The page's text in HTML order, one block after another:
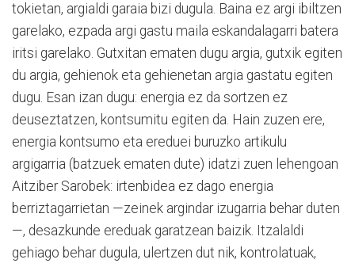
tokietan, argialdi garaia bizi dugula. Baina ez argi ibiltzen
garelako, ezpada argi gastu maila eskandalagarri batera
iritsi garelako. Gutxitan ematen dugu argia, gutxik egiten
du argia, gehienok eta gehienetan argia gastatu egiten
dugu. Esan izan dugu: energia ez da sortzen ez
deuseztatzen, kontsumitu egiten da. Hain zuzen ere,
energia kontsumo eta ereduei buruzko artikulu
argigarria (batzuek ematen dute) idatzi zuen lehengoan
Aitziber Sarobek: irtenbidea ez dago energia
berriztagarrietan —zeinek argindar izugarria behar duten
—, desazkunde ereduak garatzean baizik. Itzalaldi
gehiago behar dugula, ulertzen dut nik, kontrolatuak,